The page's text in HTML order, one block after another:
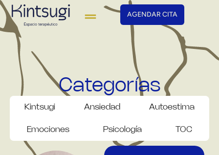
AGENDAR CITA
Categorías
Kintsugi Ansiedad Autoestima
Emociones Psicología TOC